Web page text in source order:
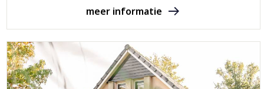
meer informatie